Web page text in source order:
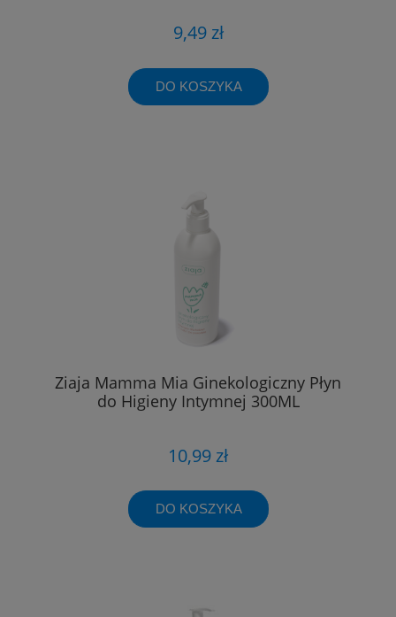
9,49 zł
DO KOSZYKA
Ziaja Mamma Mia Ginekologiczny Płyn
do Higieny Intymnej 300ML
10,99 zł
DO KOSZYKA